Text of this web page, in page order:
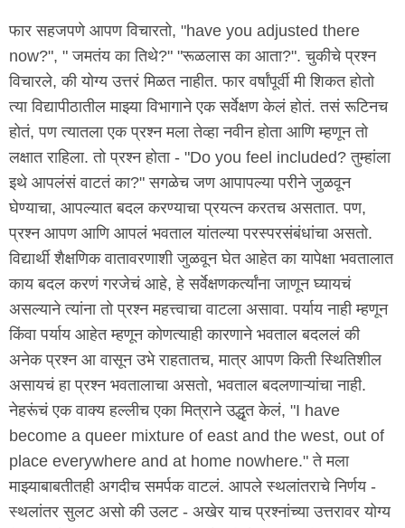
फार सहजपणे आपण विचारतो, "have you adjusted there
now?", " जमतंय का तिथे?" "रूळलास का आता?". चुकीचे प्रश्न
विचारले, की योग्य उत्तरं मिळत नाहीत. फार वर्षांपूर्वी मी शिकत होतो
त्या विद्यापीठातील माझ्या विभागाने एक सर्वेक्षण केलं होतं. तसं रूटिनच
होतं, पण त्यातला एक प्रश्न मला तेव्हा नवीन होता आणि म्हणून तो
लक्षात राहिला. तो प्रश्न होता - "Do you feel included? तुम्हांला
इथे आपलंसं वाटतं का?" सगळेच जण आपापल्या परीने जुळवून
घेण्याचा, आपल्यात बदल करण्याचा प्रयत्न करतच असतात. पण,
प्रश्न आपण आणि आपलं भवताल यांतल्या परस्परसंबंधांचा असतो.
विद्यार्थी शैक्षणिक वातावरणाशी जुळवून घेत आहेत का यापेक्षा भवतालात
काय बदल करणं गरजेचं आहे, हे सर्वेक्षणकर्त्यांना जाणून घ्यायचं
असल्याने त्यांना तो प्रश्न महत्त्वाचा वाटला असावा. पर्याय नाही म्हणून
किंवा पर्याय आहेत म्हणून कोणत्याही कारणाने भवताल बदललं की
अनेक प्रश्न आ वासून उभे राहतातच, मात्र आपण किती स्थितिशील
असायचं हा प्रश्न भवतालाचा असतो, भवताल बदलणाऱ्यांचा नाही.
नेहरूंचं एक वाक्य हल्लीच एका मित्राने उद्धृत केलं, "I have
become a queer mixture of east and the west, out of
place everywhere and at home nowhere." ते मला
माझ्याबाबतीतही अगदीच समर्पक वाटलं. आपले स्थलांतराचे निर्णय -
स्थलांतर सुलट असो की उलट - अखेर याच प्रश्नांच्या उत्तरावर योग्य